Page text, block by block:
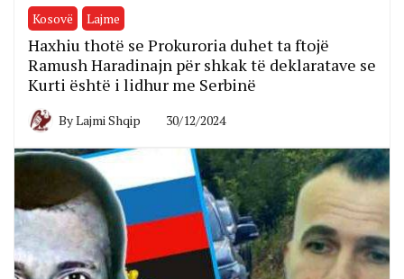
Kosovë Lajme
Haxhiu thotë se Prokuroria duhet ta ftojë
Ramush Haradinajn për shkak të deklaratave se
Kurti është i lidhur me Serbinë
ByLajmi Shqip 30/12/2024